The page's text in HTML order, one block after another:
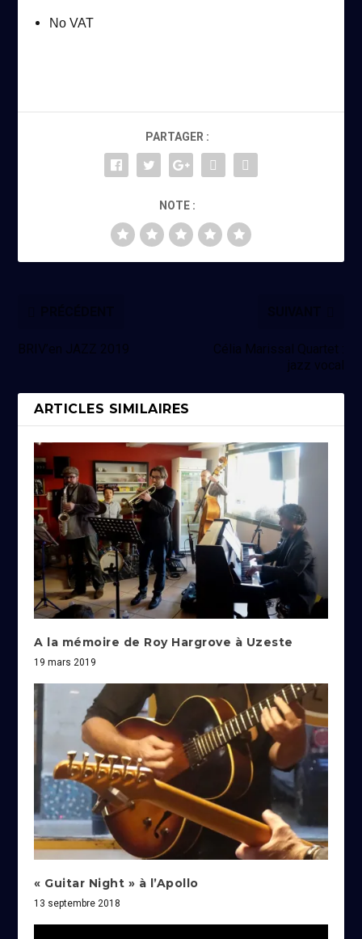
No VAT
PARTAGER :
NOTE :
BRIV’en JAZZ 2019
Célia Marissal Quartet :
jazz vocal
ARTICLES SIMILAIRES
A la mémoire de Roy Hargrove à Uzeste
19 mars 2019
« Guitar Night » à l’Apollo
13 septembre 2018